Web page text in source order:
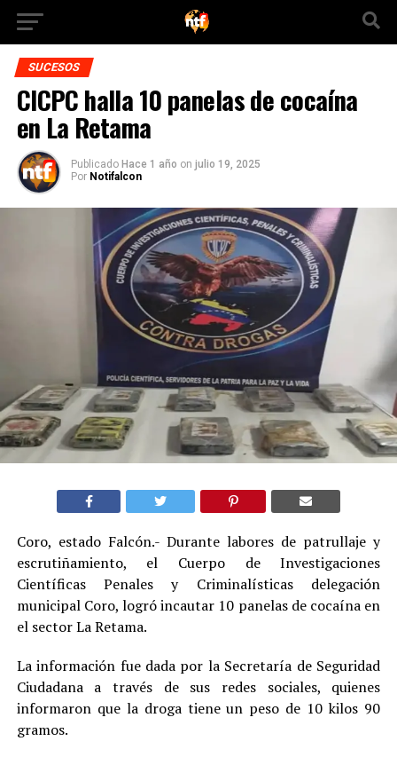
SUCESOS
CICPC halla 10 panelas de cocaína
en La Retama
Publicado Hace 1 año on julio 19, 2025
Por Notifalcon
Coro, estado Falcón.- Durante labores de patrullaje y
escrutiñamiento, el Cuerpo de Investigaciones
Científicas Penales y Criminalísticas delegación
municipal Coro, logró incautar 10 panelas de cocaína en
el sector La Retama.
La información fue dada por la Secretaría de Seguridad
Ciudadana a través de sus redes sociales, quienes
informaron que la droga tiene un peso de 10 kilos 90
gramos.